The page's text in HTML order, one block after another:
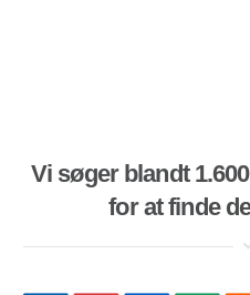
Vi søger blandt
for at finde